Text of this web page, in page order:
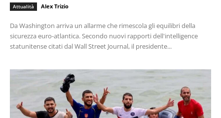
Attualità Alex Trizio
Da Washington arriva un allarme che rimescola gli equilibri della
sicurezza euro-atlantica. Secondo nuovi rapporti dell'intelligence
statunitense citati dal Wall Street Journal, il presidente...